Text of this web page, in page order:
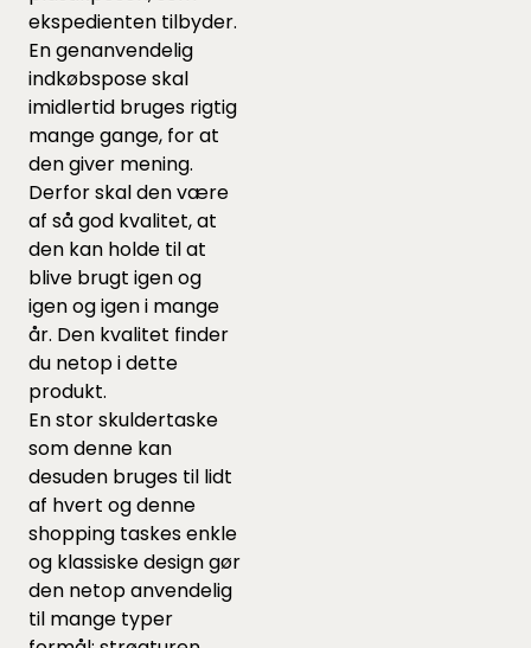
ekspedienten tilbyder.
En genanvendelig
indkøbspose skal
imidlertid bruges rigtig
mange gange, for at
den giver mening.
Derfor skal den være
af så god kvalitet, at
den kan holde til at
blive brugt igen og
igen og igen i mange
år. Den kvalitet finder
du netop i dette
produkt.
En stor skuldertaske
som denne kan
desuden bruges til lidt
af hvert og denne
shopping taskes enkle
og klassiske design gør
den netop anvendelig
til mange typer